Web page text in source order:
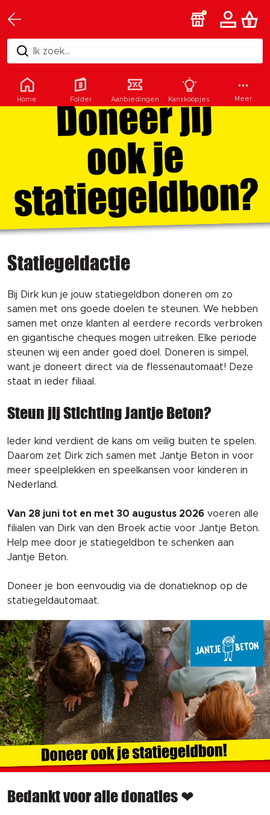
Ik zoek...
Statiegeldactie
Bij Dirk kun je jouw statiegeldbon doneren om zo
samen met ons goede doelen te steunen. We hebben
samen met onze klanten al eerdere records verbroken
en gigantische cheques mogen uitreiken. Elke periode
steunen wij een ander goed doel. Doneren is simpel,
want je doneert direct via de flessenautomaat! Deze
staat in ieder filiaal.
Steun jij Stichting Jantje Beton?
Ieder kind verdient de kans om veilig buiten te spelen.
Daarom zet Dirk zich samen met Jantje Beton in voor
meer speelplekken en speelkansen voor kinderen in
Nederland.
Van 28 juni tot en met 30 augustus 2026 voeren alle
filialen van Dirk van den Broek actie voor Jantje Beton.
Help mee door je statiegeldbon te schenken aan
Jantje Beton.
Doneer je bon eenvoudig via de donatieknop op de
statiegeldautomaat.
Bedankt voor alle donaties ❤
Home Folder Aanbiedingen Kanskoopjes Meer